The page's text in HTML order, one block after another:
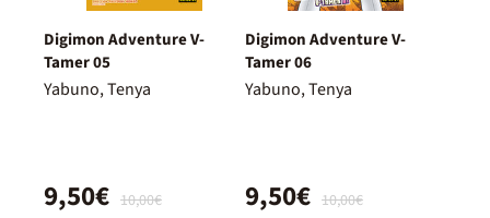
Digimon Adventure V-
Tamer 05
Yabuno, Tenya
10,00€
9,50€
Digimon Adventure V-
Tamer 06
Yabuno, Tenya
10,00€
9,50€